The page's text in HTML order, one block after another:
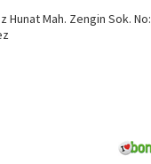
Hunat Mah. Zengin Sok. No: